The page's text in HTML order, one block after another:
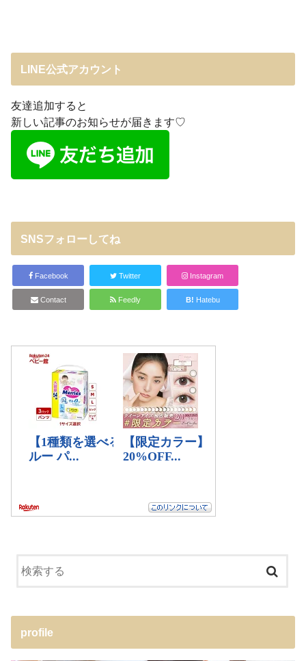
LINE公式アカウント
友達追加すると
新しい記事のお知らせが届きます♡
SNSフォローしてね
Facebook Twitter Instagram
Contact Feedly B! Hatebu
profile